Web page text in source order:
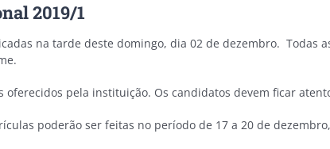
2019/1
na tarde deste domingo, dia 02 de dezembro. Todas
pela instituição. Os candidatos devem ficar
poderão ser feitas no período de 17 a 20 de